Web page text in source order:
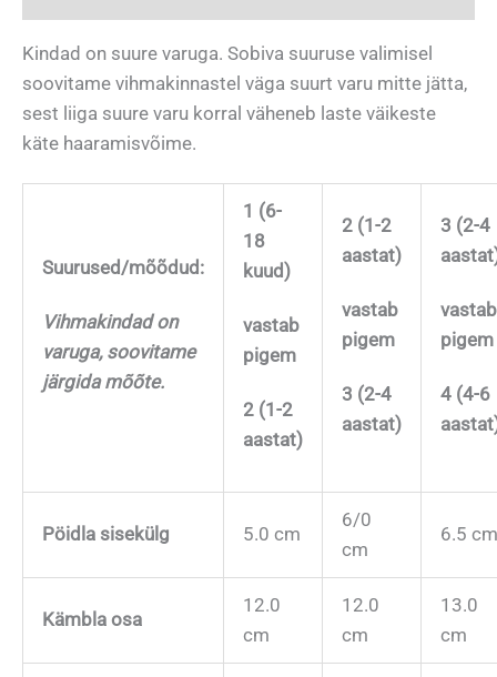
Kindad on suure varuga. Sobiva suuruse valimisel
soovitame vihmakinnastel väga suurt varu mitte jätta,
sest liiga suure varu korral väheneb laste väikeste
käte haaramisvõime.
Suurused/mõõdud:
Vihmakindad on
varuga, soovitame
järgida mõõte.
1 (6-
18
kuud)
vastab
pigem
2 (1-2
aastat)
2 (1-2
aastat)
vastab
pigem
3 (2-4
aastat)
3 (2-4
vastab
pigem
4 (4-6
Pöidla sisekülg 5.0 cm
6/0
cm
6.5 cm
Kämbla osa
12.0
cm
12.0
cm
13.0
cm